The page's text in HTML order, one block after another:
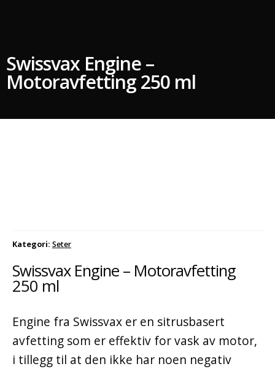
Swissvax Engine –
Motoravfetting 250 ml
Kategori: Seter
Swissvax Engine – Motoravfetting
250 ml
Engine fra Swissvax er en sitrusbasert
avfetting som er effektiv for vask av motor,
i tillegg til at den ikke har noen negativ